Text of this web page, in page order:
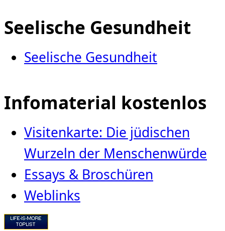
Seelische Gesundheit
Seelische Gesundheit
Infomaterial kostenlos
Visitenkarte: Die jüdischen
Wurzeln der Menschenwürde
Essays & Broschüren
Weblinks